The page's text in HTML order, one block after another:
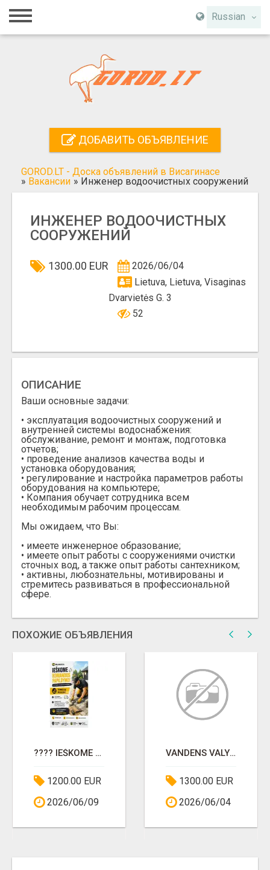
Russian
Главная
Регистрация
Поиск
ДОБАВИТЬ ОБЪЯВЛЕНИЕ
GOROD.LT - Доска объявлений в Висагинасе
» Вакансии » Инженер водоочистных сооружений
ИНЖЕНЕР ВОДООЧИСТНЫХ
СООРУЖЕНИЙ
1300.00 EUR
2026/06/04
Lietuva, Lietuva, Visaginas
Dvarvietės G. 3
52
ОПИСАНИЕ
Ваши основные задачи:
• эксплуатация водоочистных сооружений и
внутренней системы водоснабжения:
обслуживание, ремонт и монтаж, подготовка
отчетов;
• проведение анализов качества воды и
установка оборудования;
• регулирование и настройка параметров работы
оборудования на компьютере;
• Компания обучает сотрудника всем
необходимым рабочим процессам.
Мы ожидаем, что Вы:
• имеете инженерное образование;
• имеете опыт работы с сооружениями очистки
сточных вод, а также опыт работы сантехником;
• активны, любознательны, мотивированы и
стремитесь развиваться в профессиональной
сфере.
ПОХОЖИЕ ОБЪЯВЛЕНИЯ
???? IEŠKOME DARBUOTOJŲ PRIE TRINKELIŲ KLOJIMO DARBŲ! ???? PLEČIAME KOMANDĄ IR KVIEČIAME PRISIJUNGTI
1200.00 EUR
2026/06/09
VANDENS VALYMO ĮRENGINIŲ INŽINIERIUS
1300.00 EUR
2026/06/04